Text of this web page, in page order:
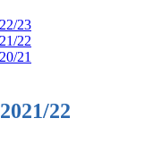
23
22
21
22